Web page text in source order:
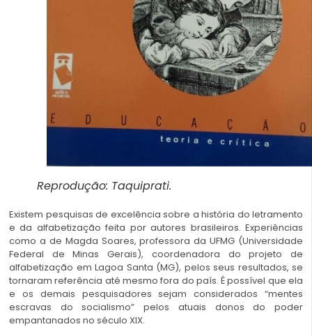
Reprodução: Taquiprati.
Existem pesquisas de excelência sobre a história do letramento
e da alfabetização feita por autores brasileiros. Experiências
como a de Magda Soares, professora da UFMG (Universidade
Federal de Minas Gerais), coordenadora do projeto de
alfabetização em Lagoa Santa (MG), pelos seus resultados, se
tornaram referência até mesmo fora do país. É possível que ela
e os demais pesquisadores sejam considerados “mentes
escravas do socialismo” pelos atuais donos do poder
empantanados no século XIX.